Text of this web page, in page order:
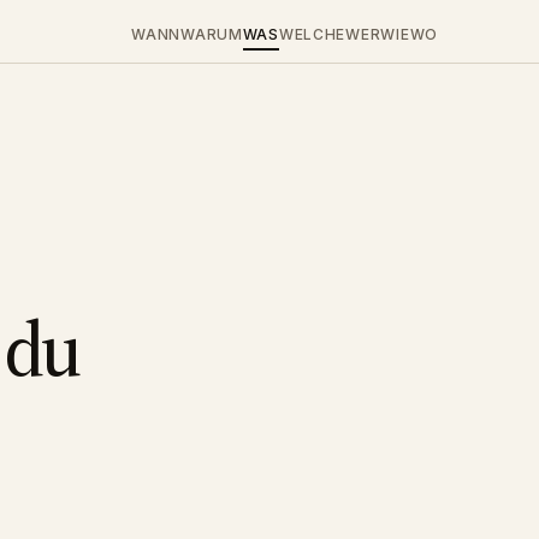
WANNWARUMWASWELCHEWERWIEWO